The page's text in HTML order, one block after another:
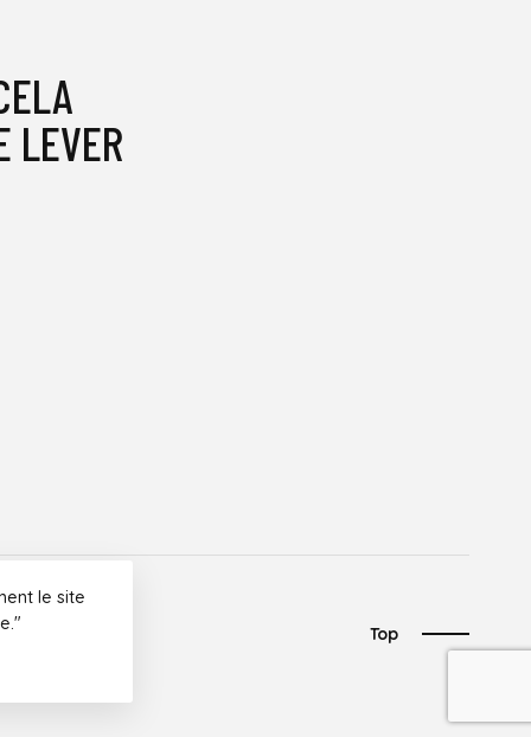
LEVER
Top
le site